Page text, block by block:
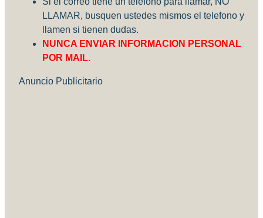
LLAMAR, busquen ustedes mismos el telefono y
llamen si tienen dudas.
NUNCA ENVIAR INFORMACION PERSONAL
POR MAIL.
Anuncio Publicitario